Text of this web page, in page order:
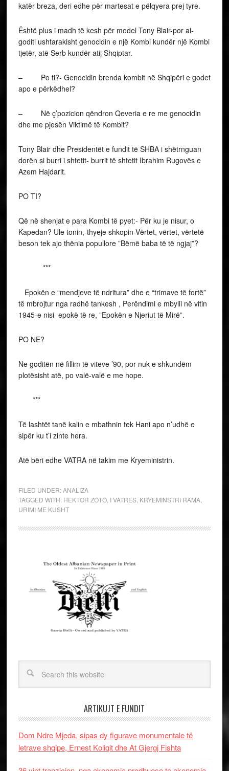
katër breza, deri edhe për martesat e pëlqyera prej tyre.
Është plus i madh të kesh për model Tony Blair-por ai-
goditi ushtarakisht genocidin e një Kombi kundër një Kombi
tjetër, atë Serb kundër atij Shqiptar.
– Po ti?- Genocidin brenda kombit në Shqipëri e godet
apo e përkëdhel?
– Në ç’pozicion qëndron Qeveria e re me genocidin
dhe me pjesën Viktimë të Kombit?
Tony Blair dhe Presidentët e fundit të SHBA i shëtrnguan
dorën si burri i shtetit- burrit të shtetit Ibrahim Rugovës e
Azem Hajdarit.
PO TI?
Që në shenjat e para Kombi të pyet:- Për ku je nisur, o
Kapedan? Ule tonin,-thyeje shkopin-Vërtet, vërtet, vërtetë
beson tek ajo thënia popullore ”Bëmë baba të të ngjaj”?
***
Epokën e “mendjeve të ndritura” dhe e “trimave të fortë”
të mbrojtur nga radhë tankesh , Perëndimi e mbylli në vitin
1945-e nisi epokë të re, ”Epokën e Njeriut të Mirë”.
PO NE?
Ne goditën në fillim të viteve ’90, por nuk e shkundëm
plotësisht atë, po valë-valë e me hope.
***
Të lashtët tanë kalin e mbathnin tek Hani apo n’udhë e
sipër ku t’i zinte hera.
Atë bëri edhe VATRA në takim me Kryeministrin.
FILED UNDER:ANALIZA
TAGGED WITH: HEKTOR ZOTO, I VATRES, KRYEMINSTRI RAMA,
URIMI ME KUSHT
ARTIKUJT E FUNDIT
Dom Ndre Mjeda, sipas dy figurave monumentale të
letrave shqipe, Ernest Koliqit dhe At Gjergj Fishta